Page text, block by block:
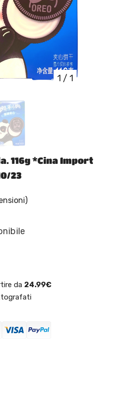
1 / 1
116g *Cina Import
23
da 24.99€